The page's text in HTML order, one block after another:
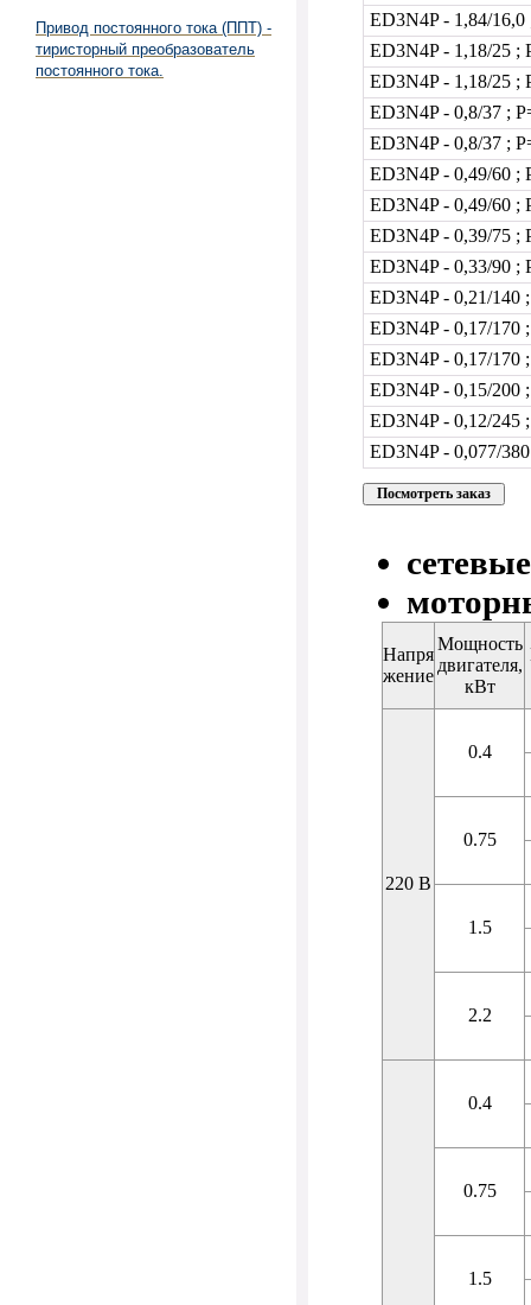
Привод постоянного тока (ППТ) -
тиристорный преобразователь
постоянного тока.
ED3N4P - 1,84/16,0
ED3N4P - 1,18/25 ;
ED3N4P - 1,18/25 ;
ED3N4P - 0,8/37 ;
ED3N4P - 0,8/37 ;
ED3N4P - 0,49/60 ;
ED3N4P - 0,49/60 ;
ED3N4P - 0,39/75 ;
ED3N4P - 0,33/90 ;
ED3N4P - 0,21/140
ED3N4P - 0,17/170
ED3N4P - 0,17/170
ED3N4P - 0,15/200
ED3N4P - 0,12/245
ED3N4P - 0,077/
Напря
жение
Мощность
двигателя,
кВт
220 В
0.4
0.75
1.5
2.2
0.4
0.75
1.5